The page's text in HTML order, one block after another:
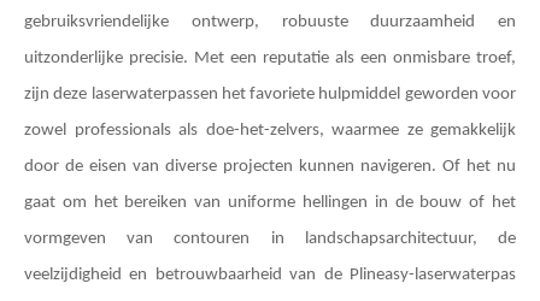
gebruiksvriendelijke ontwerp, robuuste duurzaamheid en
uitzonderlijke precisie. Met een reputatie als een onmisbare troef,
zijn deze laserwaterpassen het favoriete hulpmiddel geworden voor
zowel professionals als doe-het-zelvers, waarmee ze gemakkelijk
door de eisen van diverse projecten kunnen navigeren. Of het nu
gaat om het bereiken van uniforme hellingen in de bouw of het
vormgeven van contouren in landschapsarchitectuur, de
veelzijdigheid en betrouwbaarheid van de Plineasy-laserwaterpas